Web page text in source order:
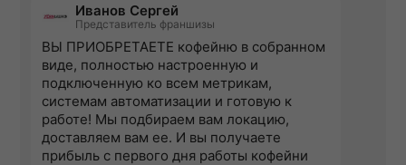
Иванов Сергей
Представитель франшизы
ВЫ ПРИОБРЕТАЕТЕ кофейню в собранном
виде, полностью настроенную и
подключенную ко всем метрикам,
системам автоматизации и готовую к
работе! Мы подбираем вам локацию,
доставляем вам ее. И вы получаете
прибыль с первого дня работы кофейни